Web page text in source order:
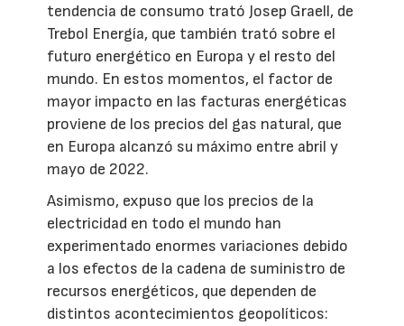
tendencia de consumo trató Josep Graell, de
Trebol Energía, que también trató sobre el
futuro energético en Europa y el resto del
mundo. En estos momentos, el factor de
mayor impacto en las facturas energéticas
proviene de los precios del gas natural, que
en Europa alcanzó su máximo entre abril y
mayo de 2022.
Asimismo, expuso que los precios de la
electricidad en todo el mundo han
experimentado enormes variaciones debido
a los efectos de la cadena de suministro de
recursos energéticos, que dependen de
distintos acontecimientos geopolíticos: